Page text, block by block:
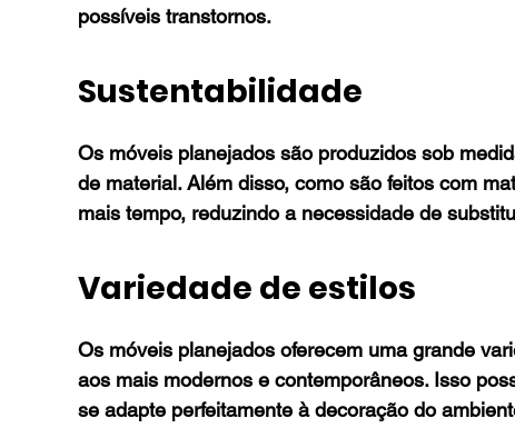
possíveis transtornos.
Sustentabilidade
Os móveis planejados são produzidos sob
de material. Além disso, como são feitos com
mais tempo, reduzindo a necessidade de
Variedade de estilos
Os móveis planejados oferecem uma grande
aos mais modernos e contemporâneos. Isso
se adapte perfeitamente à decoração do